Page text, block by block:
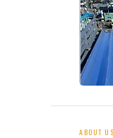
ABOUT US